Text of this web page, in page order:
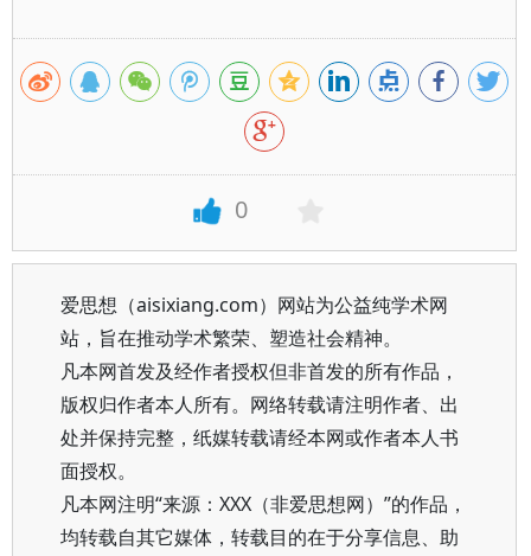
0
爱思想（aisixiang.com）网站为公益纯学术网
站，旨在推动学术繁荣、塑造社会精神。
凡本网首发及经作者授权但非首发的所有作品，
版权归作者本人所有。网络转载请注明作者、出
处并保持完整，纸媒转载请经本网或作者本人书
面授权。
凡本网注明“来源：XXX（非爱思想网）”的作品，
均转载自其它媒体，转载目的在于分享信息、助